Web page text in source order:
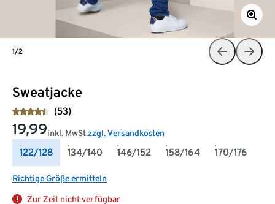
Sweatjacke
(53)
19,99inkl. MwSt.zzgl. Versandkosten
122/128 134/140 146/152 158/164 170/176
Richtige Größe ermitteln
Zur Zeit nicht verfügbar
1/2